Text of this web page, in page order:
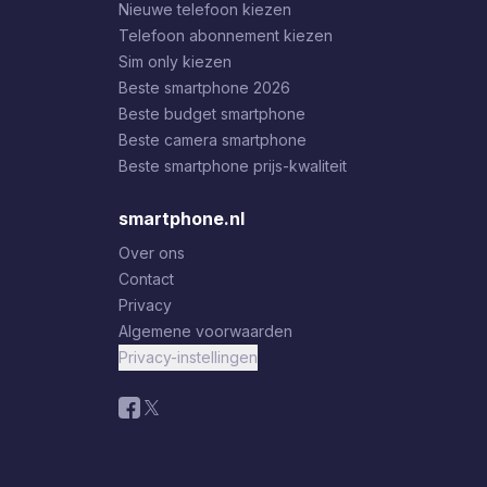
Nieuwe telefoon kiezen
Telefoon abonnement kiezen
Sim only kiezen
Beste smartphone 2026
Beste budget smartphone
Beste camera smartphone
Beste smartphone prijs-kwaliteit
smartphone.nl
Over ons
Contact
Privacy
Algemene voorwaarden
Privacy-instellingen